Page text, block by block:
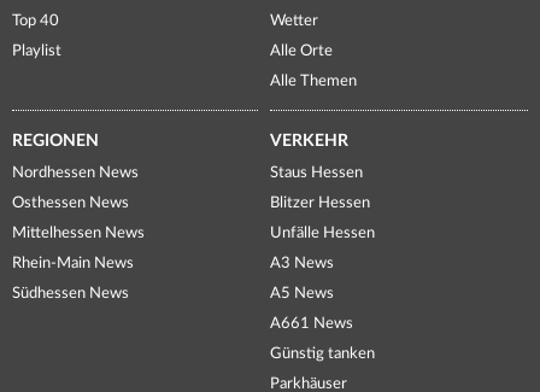
Top 40
Playlist
Wetter
Alle Orte
Alle Themen
REGIONEN
Nordhessen News
Osthessen News
Mittelhessen News
Rhein-Main News
Südhessen News
VERKEHR
Staus Hessen
Blitzer Hessen
Unfälle Hessen
A3 News
A5 News
A661 News
Günstig tanken
Parkhäuser